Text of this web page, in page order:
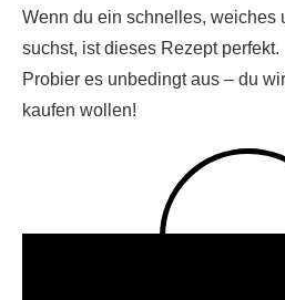
Wenn du ein schnelles, weiches
suchst, ist dieses Rezept perfekt.
Probier es unbedingt aus – du
kaufen wollen!